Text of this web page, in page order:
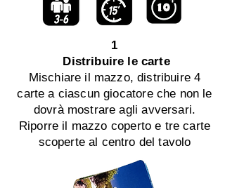
1
Distribuire le carte
Mischiare il mazzo, distribuire 4
carte a ciascun giocatore che non le
dovrà mostrare agli avversari.
Riporre il mazzo coperto e tre carte
scoperte al centro del tavolo